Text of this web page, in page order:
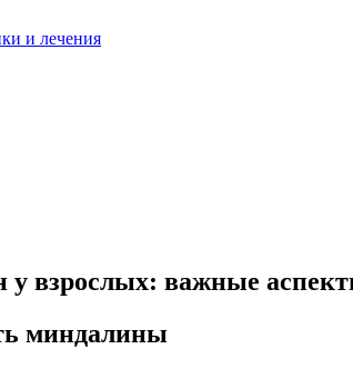
и лечения
у взрослых: важные
миндалины